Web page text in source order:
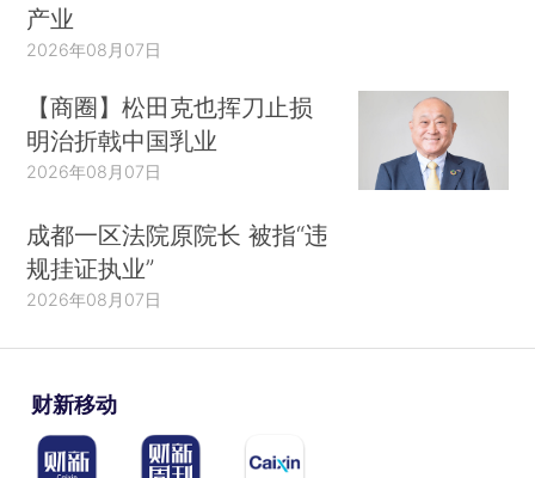
产业
2026年08月07日
【商圈】松田克也挥刀止损
明治折戟中国乳业
2026年08月07日
成都一区法院原院长 被指“违
规挂证执业”
2026年08月07日
财新移动